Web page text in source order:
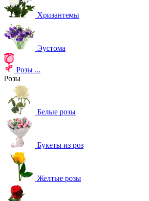
Хризантемы
Эустома
Розы ...
Розы
Белые розы
Букеты из роз
Желтые розы